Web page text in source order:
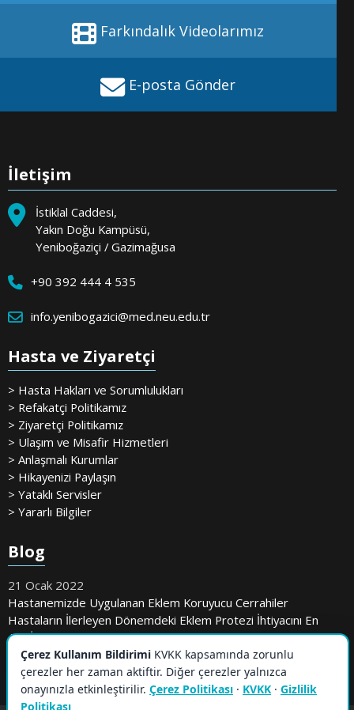
Farkındalık Videolarımız
E-posta Gönder
İletişim
İstiklal Caddesi,
Yakın Doğu Kampüsü,
Yeniboğaziçi / Gazimağusa
+90 392 444 4 535
info.yenibogazici@med.neu.edu.tr
Hasta ve Ziyaretçi
> Hasta Hakları ve Sorumlulukları
> Refakatçi Politikamız
> Ziyaretçi Politikamız
> Ulaşım ve Misafir Hizmetleri
> Anlaşmalı Kurumlar
> Hikayenizi Paylaşın
> Yataklı Servisler
> Yararlı Bilgiler
Blog
21 Ocak 2022
Hastanemizde Uygulanan Eklem Koruyucu Cerrahiler
Hastaların İlerleyen Dönemdeki Eklem Protezi İhtiyacını En
Aza İndiriyor
Çerez Kullanım Bildirimi KVKK kapsamında zorunlu
çerezler her zaman aktiftir. Diğer çerezler yalnızca
onayınızla etkinleştirilir. Çerez Politikası · KVKK · Gizlilik
Politikası